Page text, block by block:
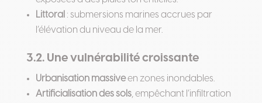
Littoral : submersions marines accrues par
l’élévation du niveau de la mer.
3.2. Une vulnérabilité croissante
Urbanisation massiveen zones inondables.
Artificialisation des sols, empêchant l’infiltration